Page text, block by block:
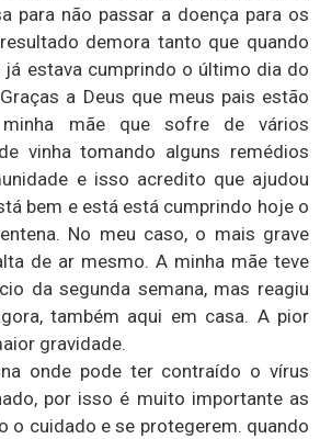
para não passar a doença para os
demora tanto que quando
estava cumprindo o último dia do
a Deus que meus pais estão
mãe que sofre de vários
vinha tomando alguns remédios
e isso acredito que ajudou
bem e está está cumprindo hoje o
No meu caso, o mais grave
de ar mesmo. A minha mãe teve
da segunda semana, mas reagiu
também aqui em casa. A pior
gravidade.
onde pode ter contraído o vírus
por isso é muito importante as
o cuidado e se protegerem. quando